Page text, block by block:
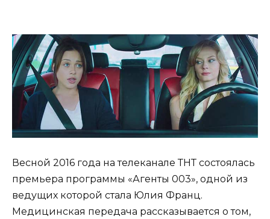
Весной 2016 года на телеканале ТНТ состоялась
премьера программы «Агенты 003», одной из
ведущих которой стала Юлия Франц.
Медицинская передача рассказывается о том,